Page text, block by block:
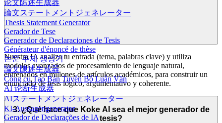
论文陈述生成器
論文ステートメントジェネレーター
Thesis Statement Generator
Gerador de Tese
Generador de Declaraciones de Tesis
Générateur d'énoncé de thèse
논문 주제 생성기
論文陳述生成器
Công cụ Tạo Bản Tuyên Bố Luận Văn
AI 论断生成器
AIステートメントジェネレーター
KI-Aussagengenerator
Gerador de Declarações de IA
Nuestra IA analiza tu entrada (tema, palabras clave) y utiliza
modelos avanzados de procesamiento de lenguaje natural,
entrenados en millones de artículos académicos, para construir un
enunciado de tesis lógico, argumentativo y coherente.
3. ¿Qué hace que Koke AI sea el mejor generador de
tesis?